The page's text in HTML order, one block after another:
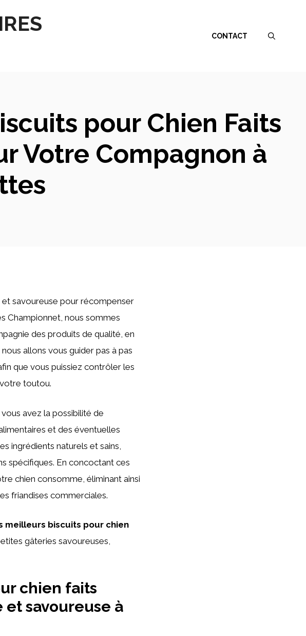
CONTACT
pour Chien Faits
Votre Compagnon à
et savoureuse pour récompenser
Championnet, nous sommes
des produits de qualité, en
allons vous guider pas à pas
que vous puissiez contrôler les
toutou.
, vous avez la possibilité de
et des éventuelles
ingrédients naturels et sains,
spécifiques. En concoctant ces
chien consomme, éliminant ainsi
friandises commerciales.
meilleurs biscuits pour chien
gâteries savoureuses,
chien faits
savoureuse à